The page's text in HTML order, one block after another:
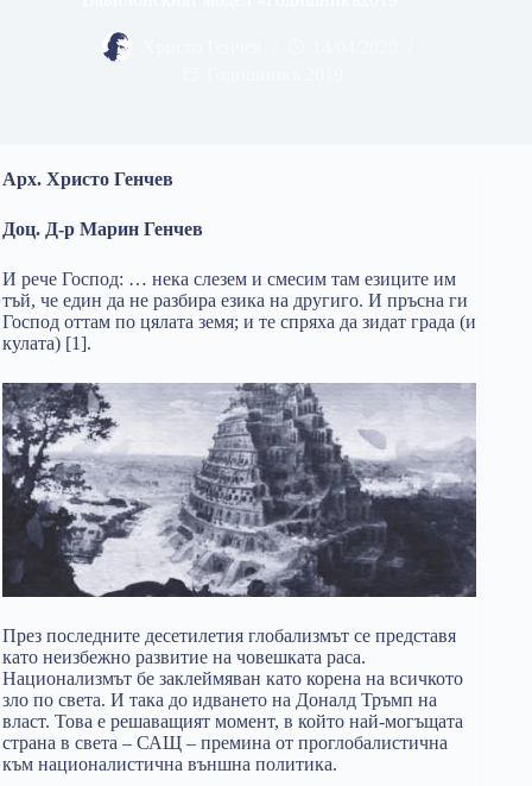
Арх. Христо Генчев
Доц. Д-р Марин Генчев
И рече Господ: … нека слезем и смесим там езиците им
тъй, че един да не разбира езика на другиго. И пръсна ги
Господ оттам по цялата земя; и те спряха да зидат града (и
кулата) [1].
През последните десетилетия глобализмът се представя
като неизбежно развитие на човешката раса.
Национализмът бе заклеймяван като корена на всичкото
зло по света. И така до идването на Доналд Тръмп на
власт. Това е решаващият момент, в който най-могъщата
страна в света – САЩ – премина от проглобалистична
към националистична външна политика.